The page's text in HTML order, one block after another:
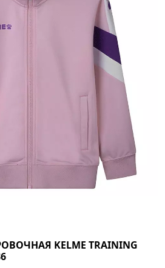
KELME TRAINING